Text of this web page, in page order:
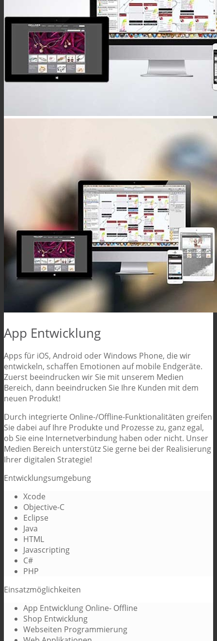
App Entwicklung
Apps für iOS, Android oder Windows Phone, die wir
entwickeln, schaffen Emotionen auf mobile Endgeräte.
Zuerst beeindrucken wir Sie mit unserem Medien
Bereich, dann beeindrucken Sie Ihre Kunden mit dem
neuen Produkt!
Durch integrierte Online-/Offline-Funktionalitäten greifen
Sie dabei auf Ihre Produkte und Prozesse zu, ganz egal,
ob Sie eine Internetverbindung haben oder nicht. Unser
Medien Bereich unterstütz Sie gerne bei der Realisierung
Ihrer digitalen Strategie!
Entwicklungsumgebung
Xcode
Objective-C
Eclipse
Java
HTML
Javascripting
C#
PHP
Einsatzmöglichkeiten
App Entwicklung Online- Offline
Shop Entwicklung
Webseiten Programmierung